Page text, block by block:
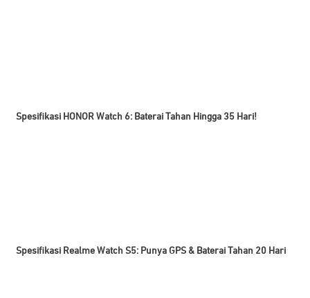
Spesifikasi HONOR Watch 6: Baterai Tahan Hingga 35 Hari!
Spesifikasi Realme Watch S5: Punya GPS & Baterai Tahan 20 Hari